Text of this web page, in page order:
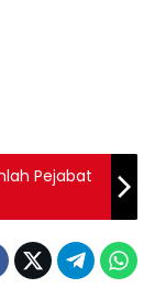
Pejabat